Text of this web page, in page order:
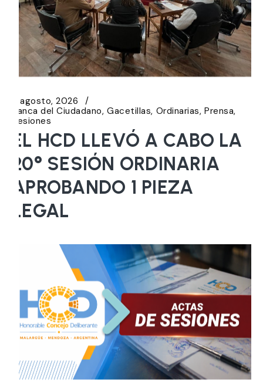
6 agosto, 2026
Banca del Ciudadano Gacetillas Ordinarias Prensa
Sesiones
EL HCD LLEVÓ A CABO LA
20° SESIÓN ORDINARIA
APROBANDO 1 PIEZA
LEGAL